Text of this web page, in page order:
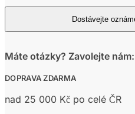
Máte otázky? Zavolejte
DOPRAVA ZDARMA
nad 25 000 Kč po celé ČR